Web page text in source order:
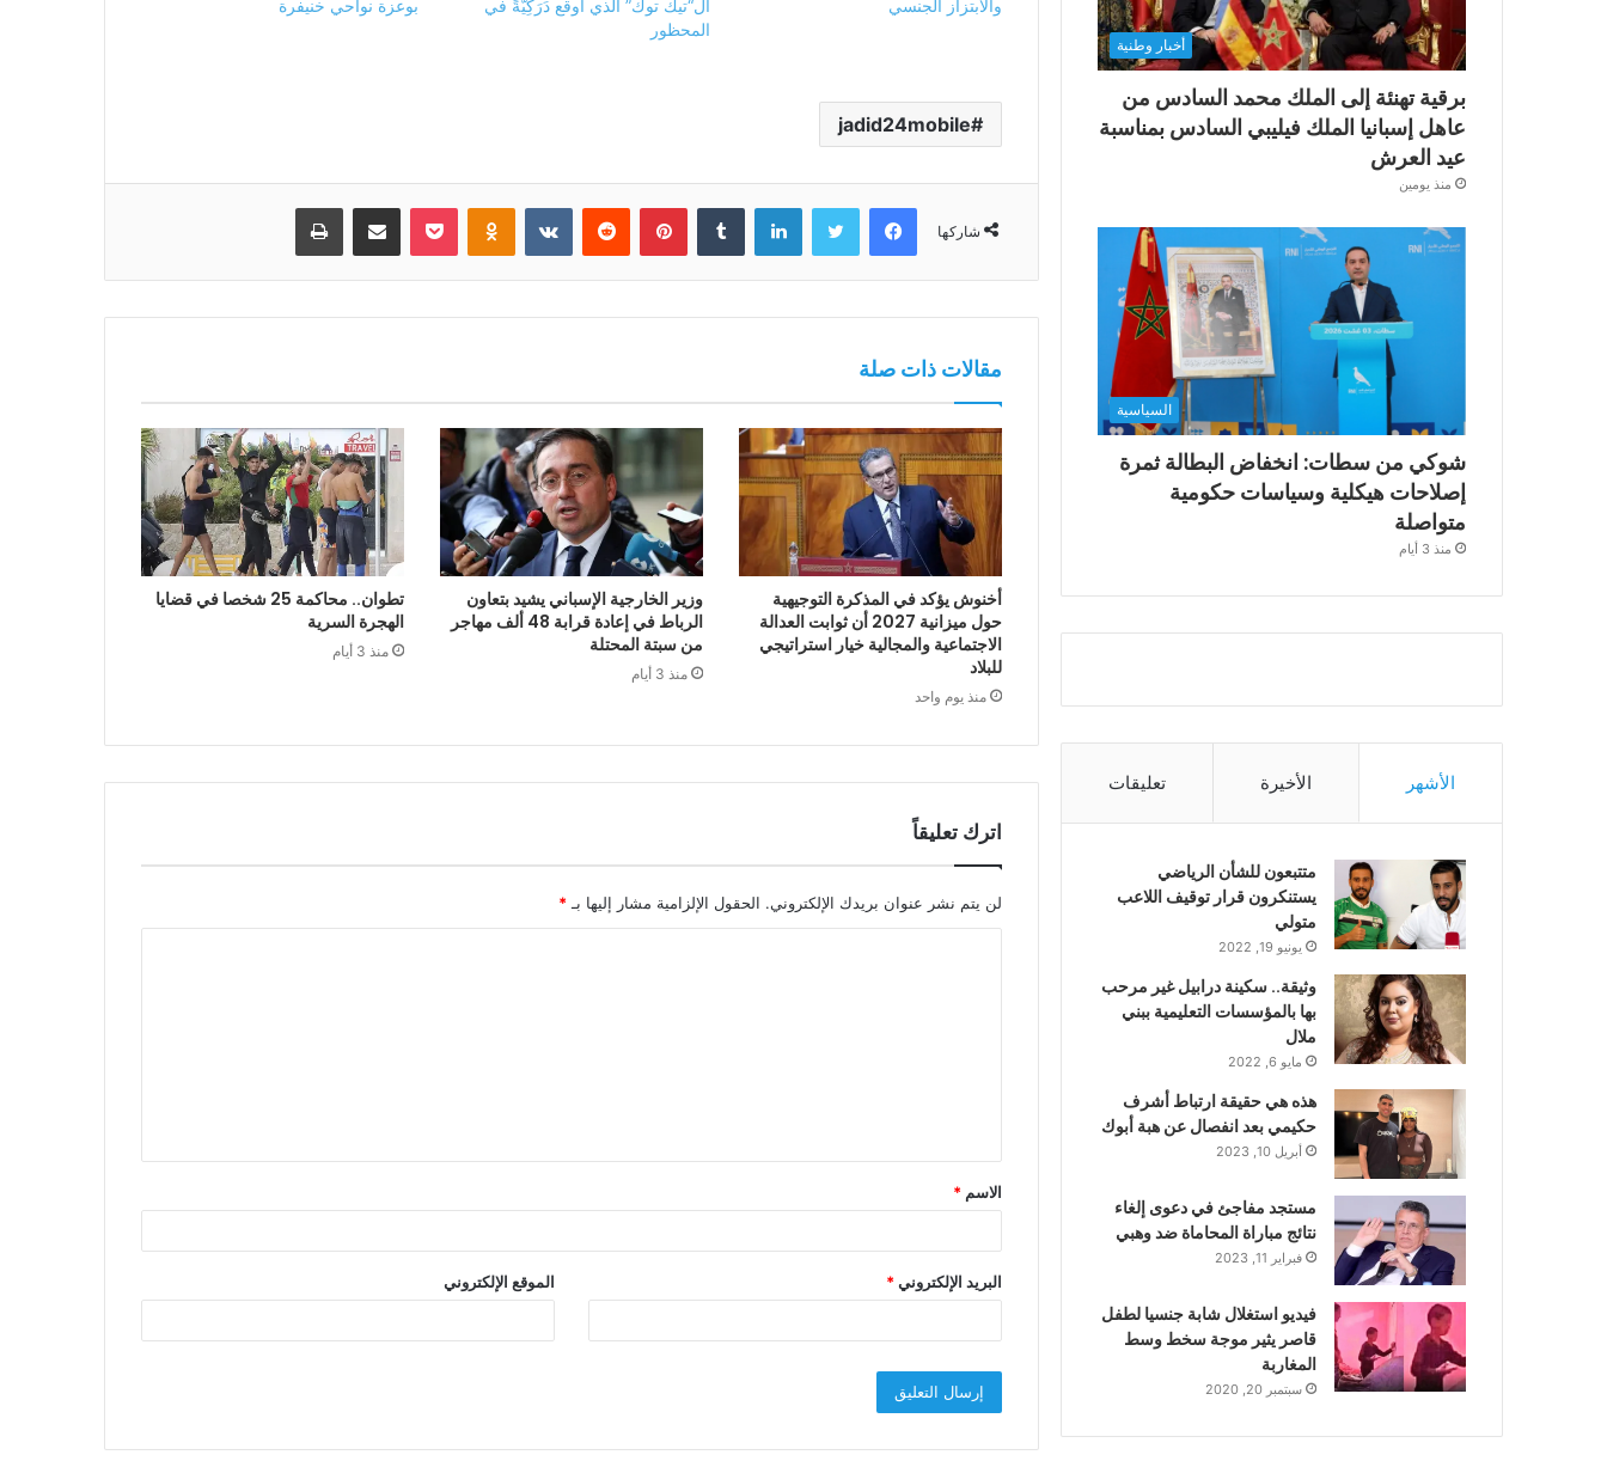
والابتزاز الجنسي
ال“تيك توك” الذي أوقع دَرَكِيَّةً في
المحظور
بوعزة نواحي خنيفرة
jadid24mobile
شاركها
فيسبوك تويتر لينكدإن بينتيريست Odnoklassniki
بوكيت مشاركة عبر البريد طباعة
مقالات ذات صلة
أخنوش يؤكد في المذكرة التوجيهية
حول ميزانية 2027 أن ثوابت العدالة
الاجتماعية والمجالية خيار استراتيجي
للبلاد
منذ يوم واحد
وزير الخارجية الإسباني يشيد بتعاون
الرباط في إعادة قرابة 48 ألف مهاجر
من سبتة المحتلة
منذ 3 أيام
تطوان.. محاكمة 25 شخصا في قضايا
الهجرة السرية
منذ 3 أيام
اترك تعليقاً
لن يتم نشر عنوان بريدك الإلكتروني. الحقول الإلزامية مشار إليها بـ*
ق
*
الاسم *
البريد الإلكتروني* الموقع الإلكتروني
أخبار وطنية
برقية تهنئة إلى الملك محمد السادس من
عاهل إسبانيا الملك فيليبي السادس بمناسبة
عيد العرش
منذ يومين
السياسية
شوكي من سطات: انخفاض البطالة ثمرة
إصلاحات هيكلية وسياسات حكومية
متواصلة
منذ 3 أيام
الأشهر الأخيرة تعليقات
متتبعون للشأن الرياضي
يستنكرون قرار توقيف اللاعب
متولي
يونيو 19, 2022
وثيقة.. سكينة درابيل غير مرحب
بها بالمؤسسات التعليمية ببني
ملال
مايو 6, 2022
هذه هي حقيقة ارتباط أشرف
حكيمي بعد انفصال عن هبة أبوك
أبريل 10, 2023
مستجد مفاجئ في دعوى إلغاء
نتائج مباراة المحاماة ضد وهبي
فبراير 11, 2023
فيديو استغلال شابة جنسيا لطفل
قاصر يثير موجة سخط وسط
المغاربة
سبتمبر 20, 2020